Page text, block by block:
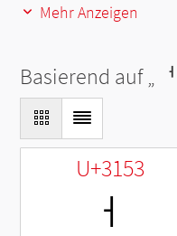
Mehr Anzeigen
Basierend auf „ ᅥ
U+3153
ㅓ